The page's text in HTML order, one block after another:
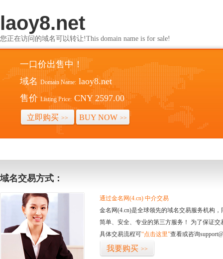
laoy8.net
您正在访问的域名可以转让!This domain name is for sale!
一口价出售中！
域名 Domain Name: laoy8.net
售价 Listing Price: CNY 2597.00
立即购买 >> BUY NOW >>
域名交易方式：
通过金名网(4.cn) 中介交易
金名网(4.cn)是全球领先的域名交易服务机构
简单、安全、专业的第三方服务！ 为了保证
具体交易流程可“点击这里”查看或咨询
我要购买 >>